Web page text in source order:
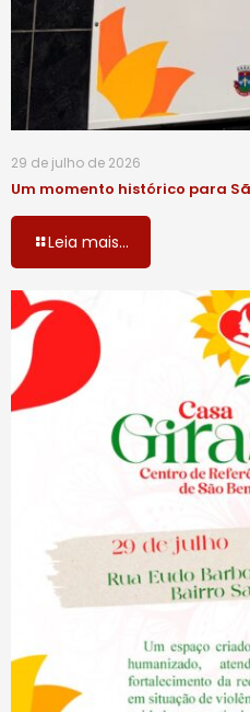
29 de julho de 2026
Um momento histórico para
Leia mais...